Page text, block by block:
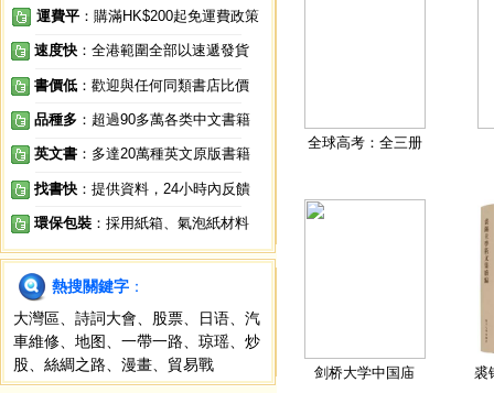
運費平 ：購滿HK$200起免運費政策
速度快 ：全港範圍全部以速遞發貨
書價低 ：歡迎與任何同類書店比價
品種多 ：超過90多萬各类中文書籍
英文書 ：多達20萬種英文原版書籍
找書快 ：提供資料，24小時內反饋
環保包裝 ：採用紙箱、氣泡紙材料
熱搜關鍵字 ：
大灣區
詩詞大會 股票 日语
汽
車維修
地图 一帶一路 琼瑶
炒
股
絲綢之路 漫畫 貿易戰
全球高考：全三册
剑桥大学中国庙 裘